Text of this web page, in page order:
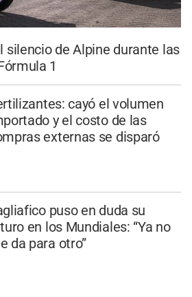
silencio de Alpine durante las
1
cayó el volumen
y el costo de las
externas se disparó
puso en duda su
en los Mundiales: “Ya no
da para otro”